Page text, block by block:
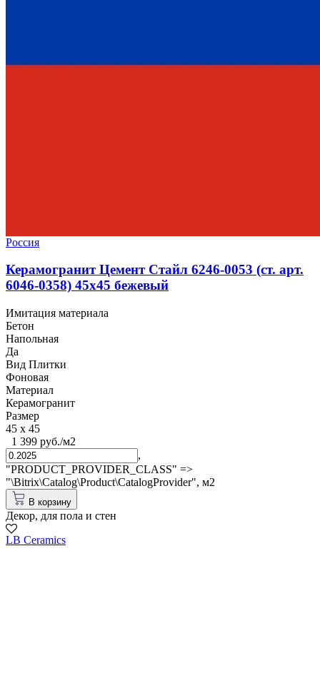
Россия
Керамогранит Цемент Стайл 6246-0053 (ст. арт.
6046-0358) 45x45 бежевый
Имитация материала
Бетон
Напольная
Да
Вид Плитки
Фоновая
Материал
Керамогранит
Размер
45 x 45
1 399 руб./м2
,
"PRODUCT_PROVIDER_CLASS" =>
"\Bitrix\Catalog\Product\CatalogProvider", м2
В корзину
Декор, для пола и стен
LB Ceramics